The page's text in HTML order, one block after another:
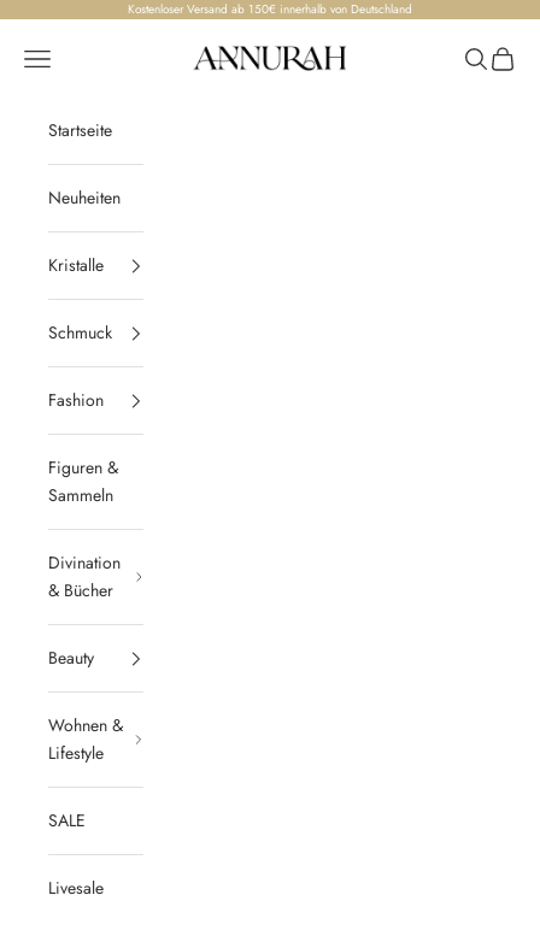
Zum Inhalt springenKostenloser Versand ab 150€ innerhalb von Deutschland
Annurah
Menü Suchen
Startseite
Neuheiten
Kristalle
Schmuck
Fashion
Figuren &
Sammeln
Divination
& Bücher
Beauty
Wohnen &
Lifestyle
SALE
Livesale